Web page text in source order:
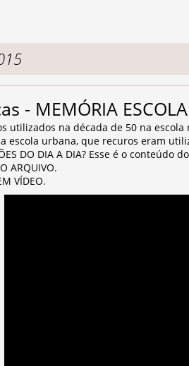
- MEMÓRIA
utilizados na década de 50 na
urbana, que recuros eram
DO DIA A DIA? Esse é o conteúdo
ARQUIVO.
VÍDEO.